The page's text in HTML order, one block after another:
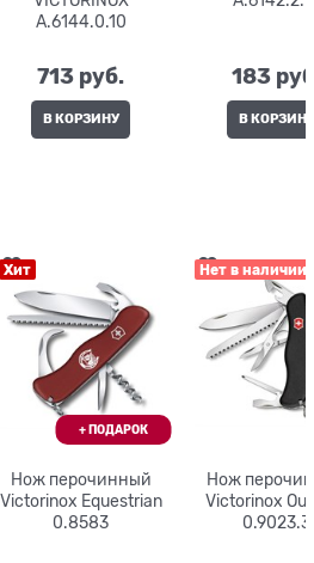
A.6144.0.10
713 руб.
В КОРЗИНУ
183
В КОРЗИНУ
Хит
Нож перочинный
Victorinox Equestrian
0.8583
Нет в наличии
Нож
Victorinox
0.9023.3